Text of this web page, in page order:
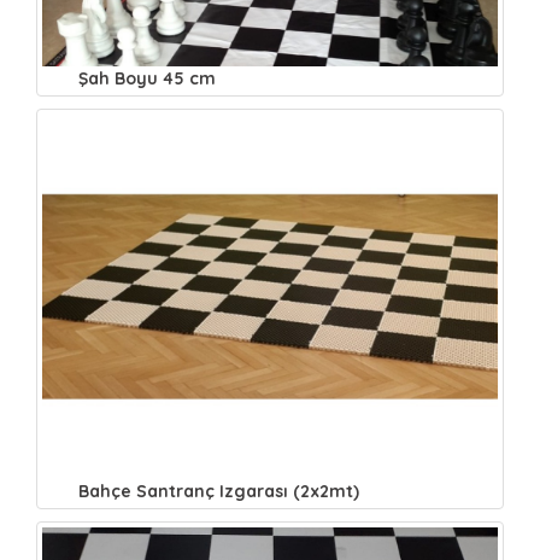
Şah Boyu 45 cm
Bahçe Santranç Izgarası (2x2mt)